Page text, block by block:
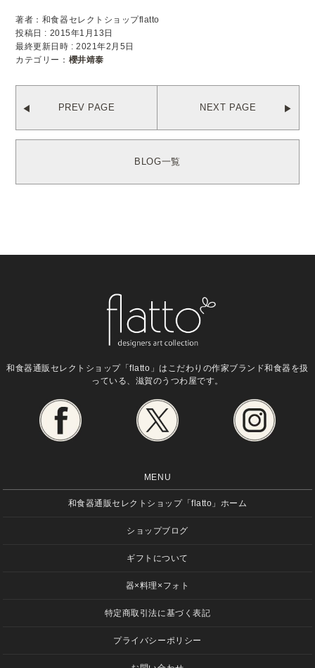
著者：和食器セレクトショップflatto
投稿日 : 2015年1月13日
最終更新日時 : 2021年2月5日
カテゴリー： 櫻井靖泰
PREV PAGE NEXT PAGE
BLOG一覧
和食器通販セレクトショップ「flatto」は こだわりの作家ブランド和食器を扱
っている、滋賀のうつわ屋です。
MENU
和食器通販セレクトショップ「flatto」ホーム
ショップブログ
ギフトについて
器×料理×フォト
特定商取引法に基づく表記
プライバシーポリシー